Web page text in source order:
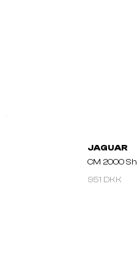
JAGUAR
CM 2000
951 DKK